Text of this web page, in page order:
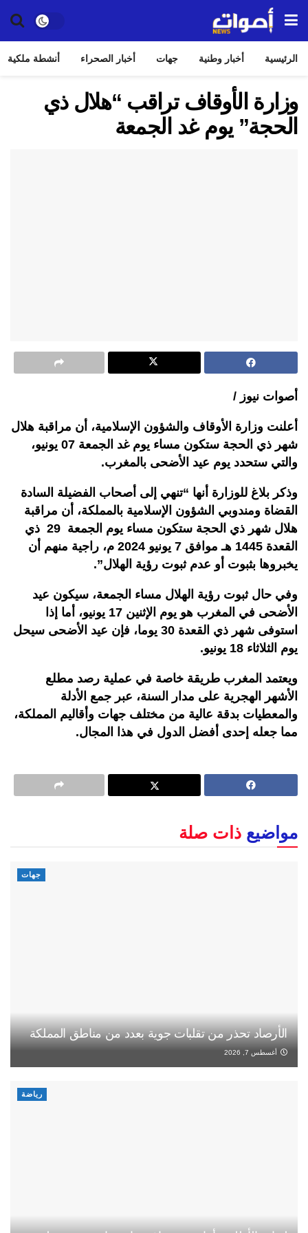
الرئيسية أخبار وطنية جهات أخبار الصحراء أنشطة ملكية
وزارة الأوقاف تراقب “هلال ذي
الحجة” يوم غد الجمعة
أصوات نيوز /
أعلنت وزارة الأوقاف والشؤون الإسلامية، أن مراقبة هلال
شهر ذي الحجة ستكون مساء يوم غد الجمعة 07 يونيو،
والتي ستحدد يوم عيد الأضحى بالمغرب.
وذكر بلاغ للوزارة أنها “تنهي إلى أصحاب الفضيلة السادة
القضاة ومندوبي الشؤون الإسلامية بالمملكة، أن مراقبة
هلال شهر ذي الحجة ستكون مساء يوم الجمعة 29 ذي
القعدة 1445 هـ موافق 7 يونيو 2024 م، راجية منهم أن
يخبروها بثبوت أو عدم ثبوت رؤية الهلال”.
وفي حال ثبوت رؤية الهلال مساء الجمعة، سيكون عيد
الأضحى في المغرب هو يوم الإثنين 17 يونيو، أما إذا
استوفى شهر ذي القعدة 30 يوما، فإن عيد الأضحى سيحل
يوم الثلاثاء 18 يونيو.
ويعتمد المغرب طريقة خاصة في عملية رصد مطلع
الأشهر الهجرية على مدار السنة، عبر جمع الأدلة
والمعطيات بدقة عالية من مختلف جهات وأقاليم المملكة،
مما جعله إحدى أفضل الدول في هذا المجال.
مواضيع ذات صلة
جهات
الأرصاد تحذر من تقلبات جوية بعدد من مناطق المملكة
أغسطس 7, 2026
رياضة